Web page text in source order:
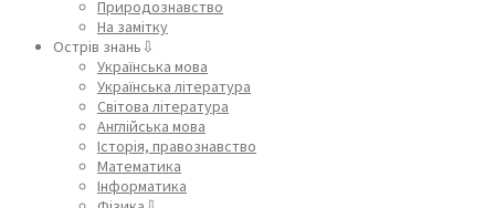
Природознавство
На замітку
Острів знань⇩
Українська мова
Українська література
Світова література
Англійська мова
Історія, правознавство
Математика
Інформатика